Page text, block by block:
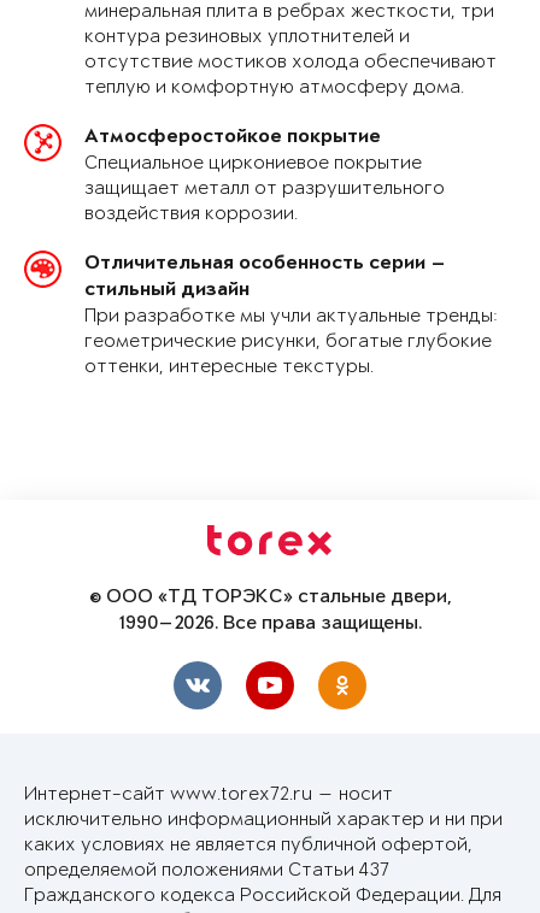
минеральная плита в ребрах жесткости, три
контура резиновых уплотнителей и
отсутствие мостиков холода обеспечивают
теплую и комфортную атмосферу дома.
Атмосферостойкое покрытие
Специальное циркониевое покрытие
защищает металл от разрушительного
воздействия коррозии.
Отличительная особенность серии —
стильный дизайн
При разработке мы учли актуальные тренды:
геометрические рисунки, богатые глубокие
оттенки, интересные текстуры.
© ООО «ТД ТОРЭКС» стальные двери,
1990—2026. Все права защищены.
Интернет-сайт www.torex72.ru — носит
исключительно информационный характер и ни при
каких условиях не является публичной офертой,
определяемой положениями Статьи 437
Гражданского кодекса Российской Федерации. Для